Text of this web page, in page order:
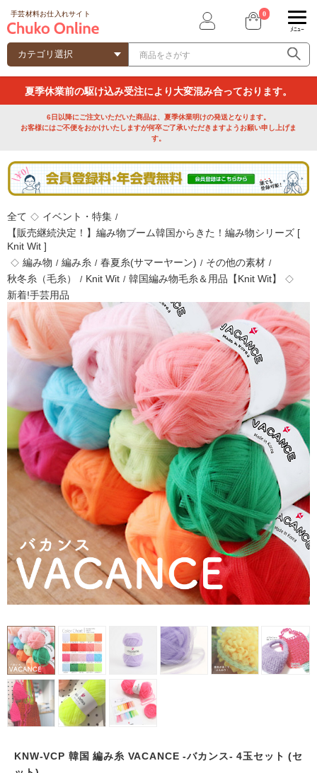
夏季休業前の駆け込み受注により大変混み合っております。
6日以降にご注文いただいた商品は、夏季休業明けの発送となります。
お客様にはご不便をおかけいたしますが何卒ご了承いただきますようお願い申し上げま
す。
全て ◇ イベント・特集 /
【販売継続決定！】編み物ブーム韓国からきた！編み物シリーズ [
Knit Wit ]
◇ 編み物 / 編み糸 / 春夏糸(サマーヤーン) / その他の素材 /
秋冬糸（毛糸） / Knit Wit / 韓国編み物毛糸＆用品【Knit Wit】 ◇
新着!手芸用品
KNW-VCP 韓国 編み糸 VACANCE -バカンス- 4玉セット (セ
手芸材料お仕入れサイト 0
ﾒﾆｭｰ